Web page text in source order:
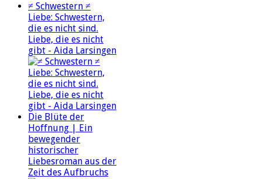
≠ Schwestern ≠
Liebe: Schwestern,
die es nicht sind.
Liebe, die es nicht
gibt - Aida Larsingen
Die Blüte der
Hoffnung | Ein
bewegender
historischer
Liebesroman aus der
Zeit des Aufbruchs